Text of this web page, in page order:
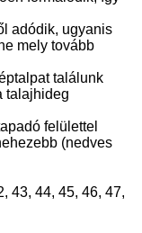
adódik, ugyanis
mely tovább
találunk
talajhideg
felülettel
(nedves
43, 44, 45, 46, 47,